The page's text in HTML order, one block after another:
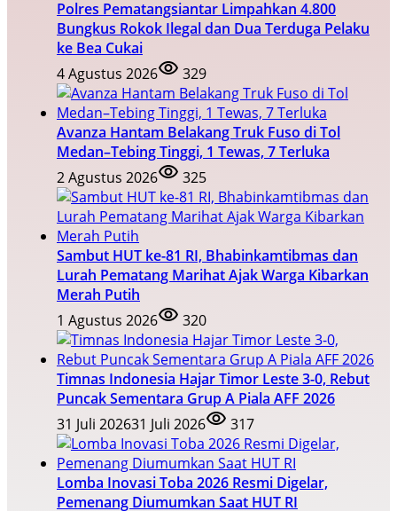
Polres Pematangsiantar Limpahkan 4.800
Bungkus Rokok Ilegal dan Dua Terduga Pelaku
ke Bea Cukai
4 Agustus 2026
329
Avanza Hantam Belakang Truk Fuso di Tol
Medan–Tebing Tinggi, 1 Tewas, 7 Terluka
2 Agustus 2026
325
Sambut HUT ke-81 RI, Bhabinkamtibmas dan
Lurah Pematang Marihat Ajak Warga Kibarkan
Merah Putih
1 Agustus 2026
320
Timnas Indonesia Hajar Timor Leste 3-0, Rebut
Puncak Sementara Grup A Piala AFF 2026
31 Juli 202631 Juli 2026 317
Lomba Inovasi Toba 2026 Resmi Digelar,
Pemenang Diumumkan Saat HUT RI